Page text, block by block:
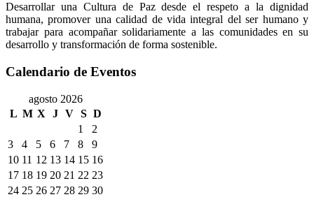
Desarrollar una Cultura de Paz desde el respeto a la dignidad
humana, promover una calidad de vida integral del ser humano y
trabajar para acompañar solidariamente a las comunidades en su
desarrollo y transformación de forma sostenible.
Calendario de Eventos
agosto 2026
L M X J V S D
1
2
3
4 5 6 7 8
9
10 11 12 13 14 15 16
17 18 19 20 21 22 23
24 25 26 27 28 29 30